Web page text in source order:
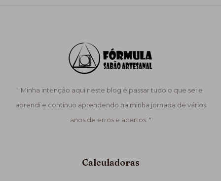
"Minha intenção aqui neste blog é passar tudo o que sei e
aprendi e continuo aprendendo na minha jornada de vários
anos de erros e acertos. "
Calculadoras